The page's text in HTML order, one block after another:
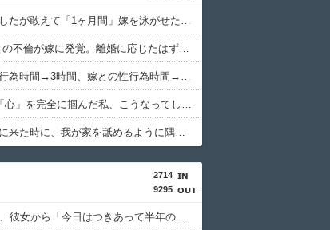
嫁の浮気を確信したが敢えて「1ヶ月間」嫁を泳がせた。すると嫁の不倫がトンデモないことに...
俺(52)、女(28)との不倫が嫁に発覚。離婚に応じたはずの嫁からエグすぎる攻撃が恐ろしすぎる
浮気相手との性行為時間→3時間、嫁との性行為時間→15分wwwwwwwww
不倫相手(男)の「心」を完全に掴んだ私、こうなってしまう・・・
息子の彼女が家に来た時に、我が家を舐めるように隅々まで見た。その次の瞬間、女がとんでもない一言
2714
9295
父がﾀﾋんだ翌日、彼女から「今日はつきあって半年の記念日だね！おめでとう！」とメールが来た。それから連絡は無視している。「別れたいならせめてそう言って」と連絡きたけど話もしたくないんだよ…….